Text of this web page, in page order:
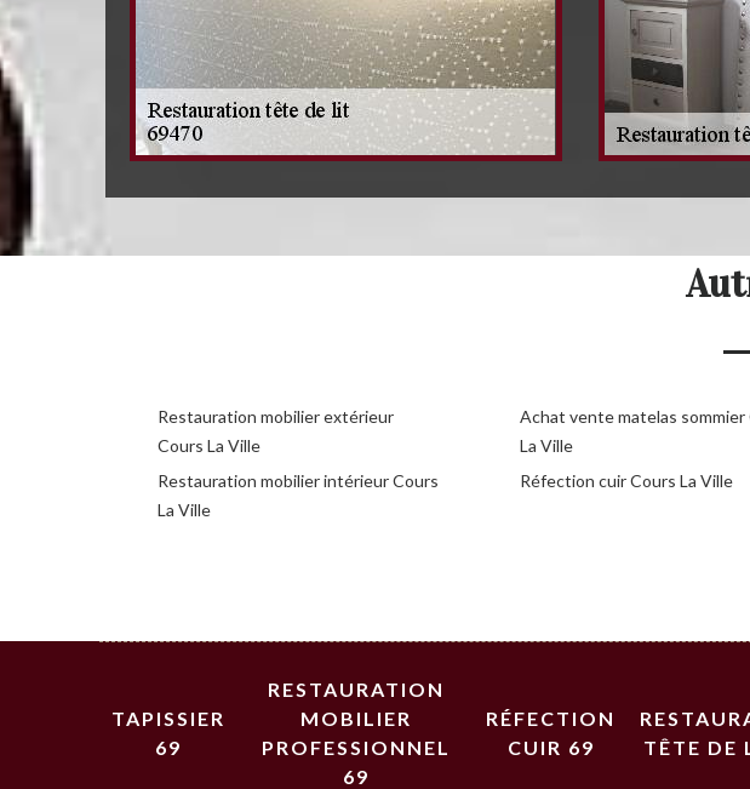
Restauration mobilier extérieur
Cours La Ville
Restauration mobilier intérieur Cours
La Ville
Achat vente matelas sommier
La Ville
Réfection cuir Cours La Ville
TAPISSIER
69
RESTAURATION
MOBILIER
PROFESSIONNEL
69
RÉFECTION
CUIR 69
TÊTE DE